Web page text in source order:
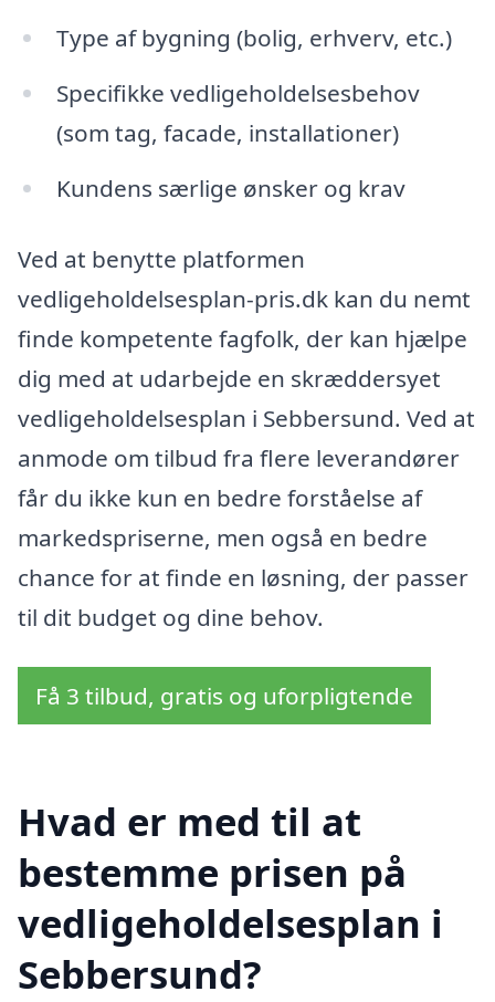
Type af bygning (bolig, erhverv, etc.)
Specifikke vedligeholdelsesbehov
(som tag, facade, installationer)
Kundens særlige ønsker og krav
Ved at benytte platformen
vedligeholdelsesplan-pris.dk kan du nemt
finde kompetente fagfolk, der kan hjælpe
dig med at udarbejde en skræddersyet
vedligeholdelsesplan i Sebbersund. Ved at
anmode om tilbud fra flere leverandører
får du ikke kun en bedre forståelse af
markedspriserne, men også en bedre
chance for at finde en løsning, der passer
til dit budget og dine behov.
Få 3 tilbud, gratis og uforpligtende
Hvad er med til at
bestemme prisen på
vedligeholdelsesplan i
Sebbersund?